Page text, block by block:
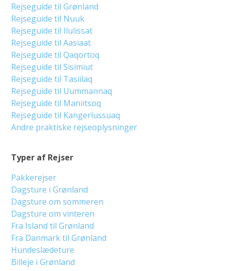
Typer af Rejser
Pakkerejser
Dagsture i Grønland
Dagsture om sommeren
Dagsture om vinteren
Fra Island til Grønland
Fra Danmark til Grønland
Hundeslædeture
Billeje i Grønland
Rejseguide til Grønland
Rejseguide til Nuuk
Rejseguide til Ilulissat
Rejseguide til Aasiaat
Rejseguide til Qaqortoq
Rejseguide til Sisimiut
Rejseguide til Tasiilaq
Rejseguide til Uummannaq
Rejseguide til Maniitsoq
Rejseguide til Kangerlussuaq
Andre praktiske rejseoplysninger